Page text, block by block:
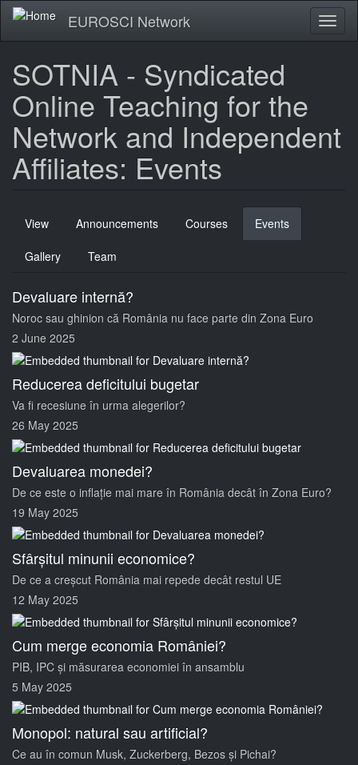
Skip
main
EUROSCI Network
SOTNIA - Syndicated
Online Teaching for the
Network and Independent
Affiliates: Events
Primary
tabs
View Announcements Courses Events
tab)
Gallery
Team
Devaluare internă?
Noroc sau ghinion că România nu face parte din Zona Euro
2 June 2025
Reducerea deficitului bugetar
Va fi recesiune în urma alegerilor?
26 May 2025
Devaluarea monedei?
De ce este o inflație mai mare în România decât în Zona Euro?
19 May 2025
Sfârșitul minunii economice?
De ce a creșcut România mai repede decât restul UE
12 May 2025
Cum merge economia României?
PIB, IPC și măsurarea economiei în ansamblu
5 May 2025
Monopol: natural sau artificial?
Ce au în comun Musk, Zuckerberg, Bezos și Pichai?